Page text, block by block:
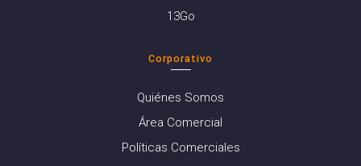
13Go
Corporativo
Quiénes Somos
Área Comercial
Políticas Comerciales